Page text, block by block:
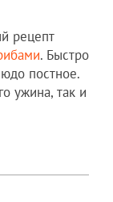
рецепт
. Быстро
постное.
ужина, так и